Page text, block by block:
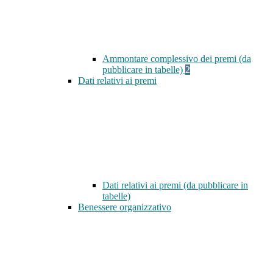
Ammontare complessivo dei premi (da
pubblicare in tabelle) 2
Dati relativi ai premi
Dati relativi ai premi (da pubblicare in
tabelle)
Benessere organizzativo